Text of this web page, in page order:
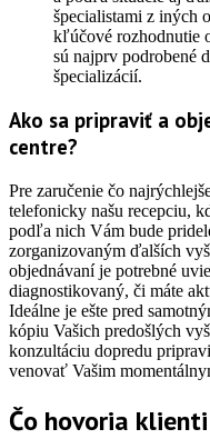
špecialistami z iných
kľúčové rozhodnutie
sú najprv podrobené
špecializácií.
Ako sa pripraviť a
centre?
Pre zaručenie čo
telefonicky našu recepciu,
podľa nich Vám bude
zorganizovaným ďalších
objednávaní je potrebné
diagnostikovaný, či máte
Ideálne je ešte pred
kópiu Vašich predošlých
konzultáciu dopredu
venovať Vašim
Čo hovoria klienti